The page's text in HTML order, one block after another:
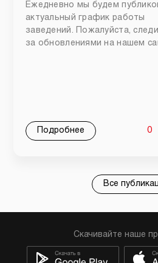
Ежедневно мы будем
актуальный график работы
заведений. Пожалуйста,
за обновлениями на нашем
Подробнее 0
Все
Скачивайте наше